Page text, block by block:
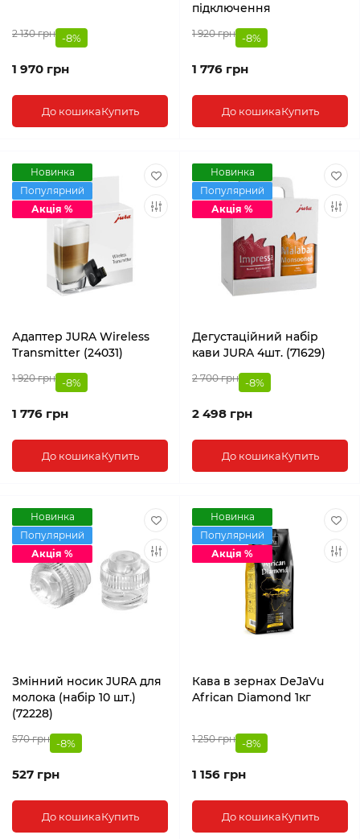
2 130 грн -8%
1 970 грн
До кошикаКупить
підключення
1 920 грн -8%
1 776 грн
До кошикаКупить
Новинка
Популярний
Акція %
Адаптер JURA Wireless
Transmitter (24031)
1 920 грн -8%
1 776 грн
До кошикаКупить
Новинка
Популярний
Акція %
Дегустаційний набір
кави JURA 4шт. (71629)
2 700 грн -8%
2 498 грн
До кошикаКупить
Новинка
Популярний
Акція %
Змінний носик JURA для
молока (набір 10 шт.)
(72228)
570 грн -8%
527 грн
До кошикаКупить
Новинка
Популярний
Акція %
Кава в зернах DeJaVu
African Diamond 1кг
1 250 грн -8%
1 156 грн
До кошикаКупить